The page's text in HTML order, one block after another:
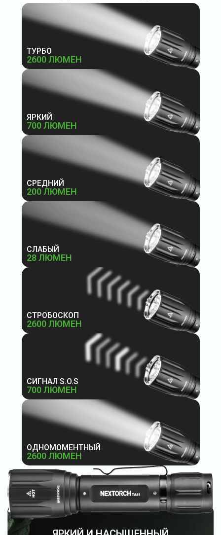
ТУРБО
2600 ЛЮМЕН
ЯРКИЙ
700 ЛЮМЕН
СРЕДНИЙ
200 ЛЮМЕН
СЛАБЫЙ
28 ЛЮМЕН
СТРОБОСКОП
2600 ЛЮМЕН
СИГНАЛ S.O.S
700 ЛЮМЕН
ОДНОМОМЕНТНЫЙ
2600 ЛЮМЕН